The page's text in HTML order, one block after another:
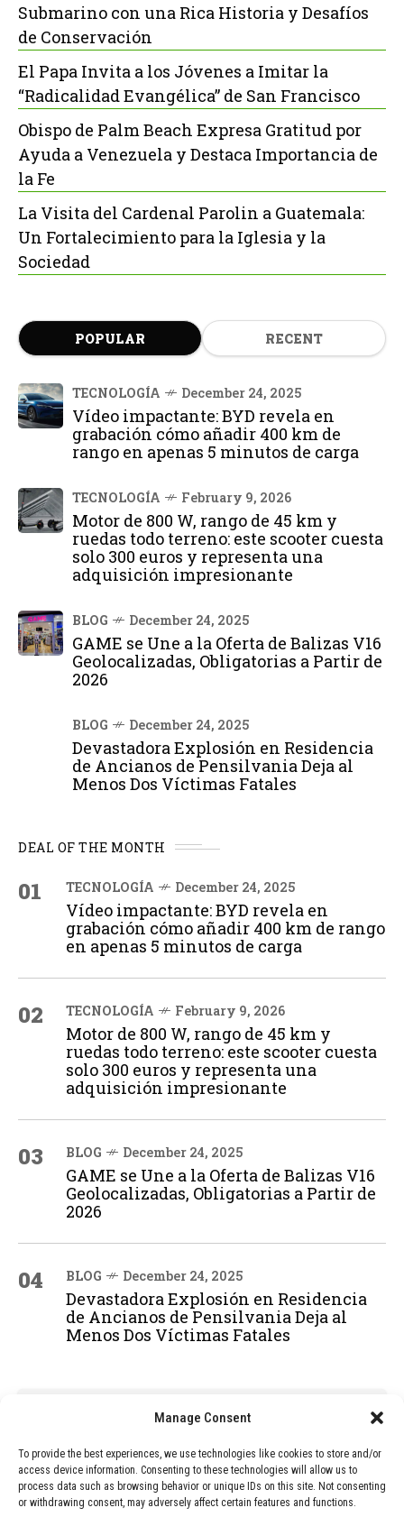
Manage Consent
To provide the best experiences, we use technologies like cookies to store and/or
access device information. Consenting to these technologies will allow us to
process data such as browsing behavior or unique IDs on this site. Not consenting
or withdrawing consent, may adversely affect certain features and functions.
Submarino con una Rica Historia y Desafíos
de Conservación
El Papa Invita a los Jóvenes a Imitar la
“Radicalidad Evangélica” de San Francisco
Obispo de Palm Beach Expresa Gratitud por
Ayuda a Venezuela y Destaca Importancia de
la Fe
La Visita del Cardenal Parolin a Guatemala:
Un Fortalecimiento para la Iglesia y la
Sociedad
POPULAR RECENT
TECNOLOGÍA December 24, 2025
Vídeo impactante: BYD revela en
grabación cómo añadir 400 km de
rango en apenas 5 minutos de carga
TECNOLOGÍA February 9, 2026
Motor de 800 W, rango de 45 km y
ruedas todo terreno: este scooter cuesta
solo 300 euros y representa una
adquisición impresionante
BLOG December 24, 2025
GAME se Une a la Oferta de Balizas V16
Geolocalizadas, Obligatorias a Partir de
2026
BLOG December 24, 2025
Devastadora Explosión en Residencia
de Ancianos de Pensilvania Deja al
Menos Dos Víctimas Fatales
DEAL OF THE MONTH
01 TECNOLOGÍA December 24, 2025
Vídeo impactante: BYD revela en
grabación cómo añadir 400 km de rango
en apenas 5 minutos de carga
02 TECNOLOGÍA February 9, 2026
Motor de 800 W, rango de 45 km y
ruedas todo terreno: este scooter cuesta
solo 300 euros y representa una
adquisición impresionante
03 BLOG December 24, 2025
GAME se Une a la Oferta de Balizas V16
Geolocalizadas, Obligatorias a Partir de
2026
04 BLOG December 24, 2025
Devastadora Explosión en Residencia
de Ancianos de Pensilvania Deja al
Menos Dos Víctimas Fatales